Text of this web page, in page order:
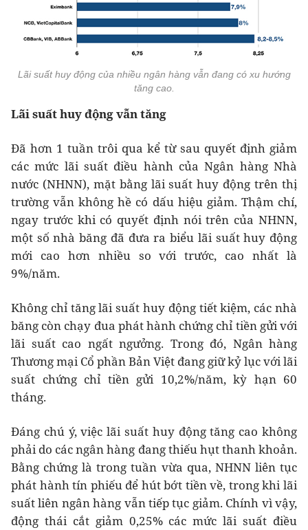
Lãi suất huy động của nhiều ngân hàng vẫn đang có xu hướng
tăng cao.
Lãi suất huy động vẫn tăng
Đã hơn 1 tuần trôi qua kể từ sau quyết định giảm
các mức lãi suất điều hành của Ngân hàng Nhà
nước (NHNN), mặt bằng lãi suất huy động trên thị
trường vẫn không hề có dấu hiệu giảm. Thậm chí,
ngay trước khi có quyết định nói trên của NHNN,
một số nhà băng đã đưa ra biểu lãi suất huy động
mới cao hơn nhiều so với trước, cao nhất là
9%/năm.
Không chỉ tăng lãi suất huy động tiết kiệm, các nhà
băng còn chạy đua phát hành chứng chỉ tiền gửi với
lãi suất cao ngất ngưởng. Trong đó, Ngân hàng
Thương mại Cổ phần Bản Việt đang giữ kỷ lục với lãi
suất chứng chỉ tiền gửi 10,2%/năm, kỳ hạn 60
tháng.
Đáng chú ý, việc lãi suất huy động tăng cao không
phải do các ngân hàng đang thiếu hụt thanh khoản.
Bằng chứng là trong tuần vừa qua, NHNN liên tục
phát hành tín phiếu để hút bớt tiền về, trong khi lãi
suất liên ngân hàng vẫn tiếp tục giảm. Chính vì vậy,
động thái cắt giảm 0,25% các mức lãi suất điều